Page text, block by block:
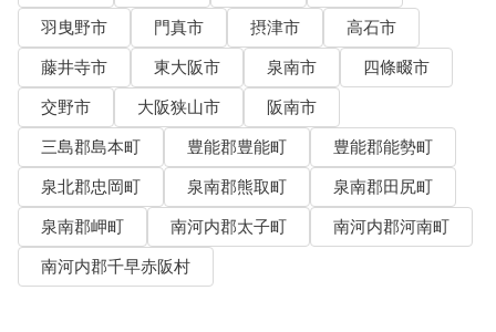
羽曳野市
門真市 摂津市
高石市
藤井寺市
東大阪市 泉南市
四條畷市
交野市
大阪狭山市
阪南市
三島郡島本町
豊能郡豊能町
豊能郡能勢町
泉北郡忠岡町
泉南郡熊取町
泉南郡田尻町
泉南郡岬町
南河内郡太子町
南河内郡河南町
南河内郡千早赤阪村